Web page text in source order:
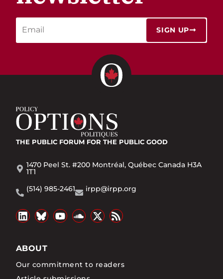
SIGN UP
THE PUBLIC FORUM FOR THE PUBLIC GOOD
1470 Peel St. #200 Montréal, Québec Canada H3A
1T1
(514) 985-2461
irpp@irpp.org
ABOUT
Our commitment to readers